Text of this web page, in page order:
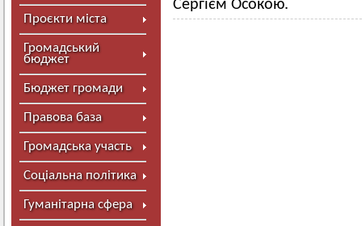
Проєкти міста
Громадський
бюджет
Бюджет громади
Правова база
Громадська участь
Соціальна політика
Гуманітарна сфера
Сергієм Осокою.